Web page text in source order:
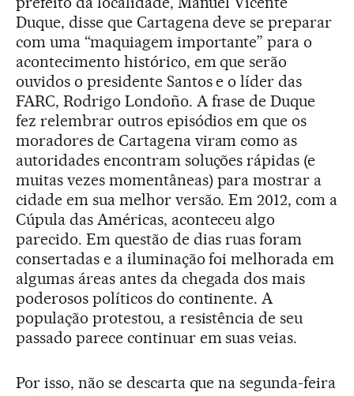
Duque, disse que Cartagena deve se preparar
com uma “maquiagem importante” para o
acontecimento histórico, em que serão
ouvidos o presidente Santos e o líder das
FARC, Rodrigo Londoño. A frase de Duque
fez relembrar outros episódios em que os
moradores de Cartagena viram como as
autoridades encontram soluções rápidas (e
muitas vezes momentâneas) para mostrar a
cidade em sua melhor versão. Em 2012, com a
Cúpula das Américas, aconteceu algo
parecido. Em questão de dias ruas foram
consertadas e a iluminação foi melhorada em
algumas áreas antes da chegada dos mais
poderosos políticos do continente. A
população protestou, a resistência de seu
passado parece continuar em suas veias.
Por isso, não se descarta que na segunda-feira